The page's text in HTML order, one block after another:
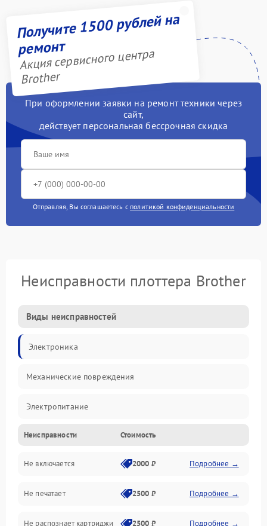
Получите 1500 рублей на
ремонт
Акция сервисного центра
Brother
При оформлении заявки на ремонт техники через
сайт,
действует персональная бессрочная скидка
Отправляя, Вы соглашаетесь с политикой конфиденциальности
Неисправности плоттера Brother
Виды неисправностей
Электроника
Механические повреждения
Электропитание
Работа системы
Механика
Оптика
Неисправности Стоимость
Не включается 2000 ₽ Подробнее →
Не печатает 2500 ₽ Подробнее →
Не распознает картриджи 2500 ₽ Подробнее →